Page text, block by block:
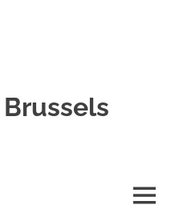
MENU